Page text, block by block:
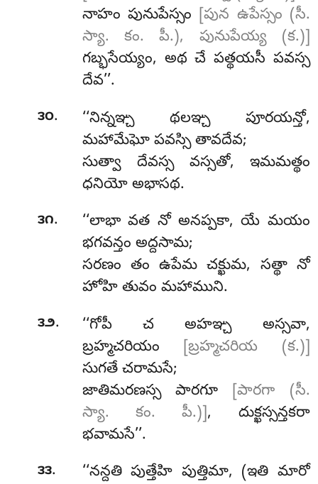
నాహం పునుపేస్సం
[పున ఉపేస్సం (సీ.
స్యా. కం. పీ.), పునుపేయ్య (క.)]
గబ్భసేయ్యం, అథ చే పత్థయసీ పవస్స
దేవ’’.
౩౦.
‘‘నిన్నఞ్చ థలఞ్చ పూరయన్తో,
మహామేఘో పవస్సి తావదేవ;
సుత్వా దేవస్స వస్సతో, ఇమమత్థం
ధనియో అభాసథ.
౩౧. ‘‘లాభావత నో అనప్పకా, యే మయం
భగవన్తం అద్దసామ;
సరణం తం ఉపేమ చక్ఖుమ, సత్థా నో
హోహి తువం మహాముని.
౩౨.
‘‘గోపీ చ అహఞ్చ అస్సవా,
బ్రహ్మచరియం
[బ్రహ్మచరియ (క.)]
సుగతే చరామసే;
జాతిమరణస్సపారగూ
[పారగా (సీ.
స్యా. కం. పీ.)] , దుక్ఖస్సన్తకరా
భవామసే’’.
౩౩. ‘‘నన్దతిపుత్తేహి పుత్తిమా, (ఇతి మారో